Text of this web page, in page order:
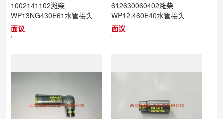
1002141102潍柴
WP13NG430E61水管接头
面议
'
612630060402潍柴
WP12.460E40水管接头
面议
'